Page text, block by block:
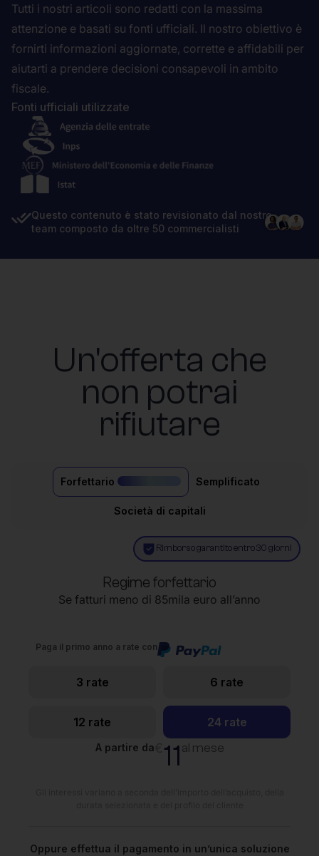
Tutti i nostri articoli sono redatti con la massima
attenzione e basati su fonti ufficiali. Il nostro obiettivo è
fornirti informazioni aggiornate, corrette e affidabili per
aiutarti a prendere decisioni consapevoli in ambito
fiscale.
Fonti ufficiali utilizzate
Questo contenuto è stato revisionato dal nostro
team composto da oltre 50 commercialisti
Un'offerta che
non potrai
rifiutare
Forfettario Semplificato
Società di capitali
Rimborso garantito entro 30 giorni
Regime forfettario
Se fatturi meno di 85mila euro all’anno
Paga il primo anno a rate con
3 rate 6 rate
12 rate 24 rate
A partire da 11al mese
Oppure effettua il pagamento in un’unica soluzione